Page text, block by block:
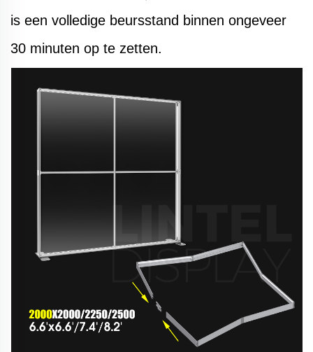
is een volledige beursstand binnen ongeveer
30 minuten op te zetten.